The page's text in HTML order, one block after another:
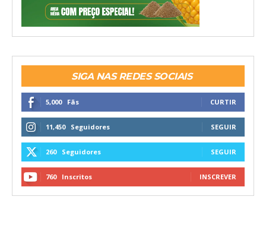
SIGA NAS REDES SOCIAIS
5,000 Fãs CURTIR
11,450 Seguidores SEGUIR
260 Seguidores SEGUIR
760 Inscritos INSCREVER